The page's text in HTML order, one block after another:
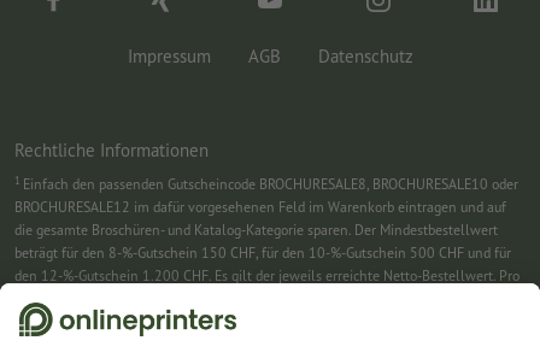
Impressum AGB Datenschutz
Rechtliche Informationen
1 Einfach den passenden Gutscheincode BROCHURESALE8, BROCHURESALE10 oder
BROCHURESALE12 im dafür vorgesehenen Feld im Warenkorb eintragen und auf
die gesamte Broschüren- und Katalog-Kategorie sparen. Der Mindestbestellwert
beträgt für den 8-%-Gutschein 150 CHF, für den 10-%-Gutschein 500 CHF und für
den 12-%-Gutschein 1.200 CHF. Es gilt der jeweils erreichte Netto-Bestellwert. Pro
Bestellung ist nur ein Gutscheincode einlösbar. Mehrfach einlösbar. Keine
Barauszahlung. Nicht mit weiteren Aktionen kombinierbar. Die Aktion gilt bis